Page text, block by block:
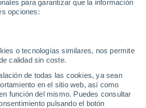
para garantizar que la información
opciones:
o tecnologías similares, nos permite
calidad sin coste.
de todas las cookies, ya sean
en el sitio web, así como
función del mismo. Puedes consultar
pulsando el botón